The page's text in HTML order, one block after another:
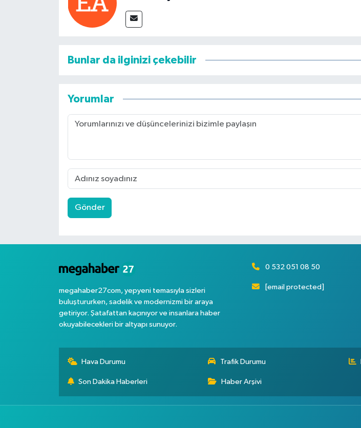
Bunlar da ilginizi çekebilir
Yorumlar
Gönder
megahaber27com, yepyeni temasıyla sizleri
buluştururken, sadelik ve modernizmi bir araya
getiriyor. Şatafattan kaçınıyor ve insanlara haber
okuyabilecekleri bir altyapı sunuyor.
0 532 051 08 50
[email protected]
Hava Durumu Trafik Durumu
Son Dakika Haberleri Haber Arşivi